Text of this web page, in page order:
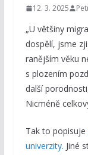
12. 3. 2025
„U většiny
dospělí, jsme
ranějším věku
s plozením
další
Nicméně
Tak to popisuje
univerzity. Jiné